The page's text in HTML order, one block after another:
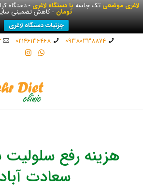
لاغری موضعیتک جلسهبا دستگاه لاغری- دستگاه
تومان- کاهش تضمینی
جزئیات دستگاه لاغری
09380338874
02146136468
هزینه رفع سلولیت
سعادت آباد